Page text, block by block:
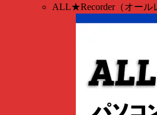
ALL★Recorder（オール